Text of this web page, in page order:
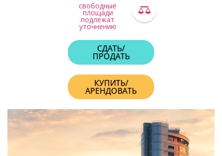
свободные
площади
подлежат
уточнению
СДАТЬ/
ПРОДАТЬ
КУПИТЬ/
АРЕНДОВАТЬ